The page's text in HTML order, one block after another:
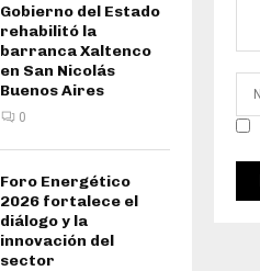
Gobierno del Estado
rehabilitó la
barranca Xaltenco
en San Nicolás
Buenos Aires
0
Foro Energético
2026 fortalece el
diálogo y la
innovación del
sector